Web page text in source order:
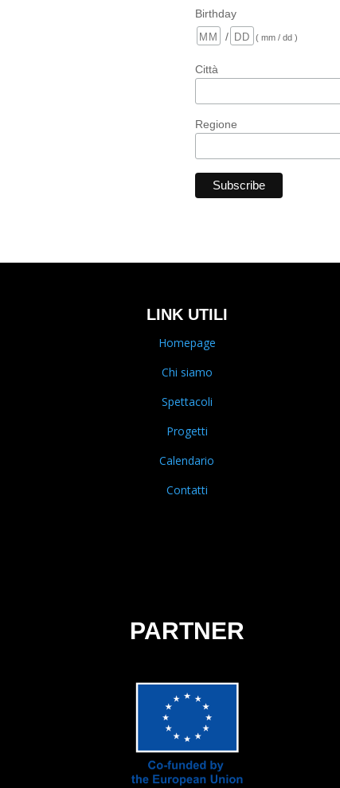
Birthday
/
( mm / dd )
Città
Regione
LINK UTILI
Homepage
Chi siamo
Spettacoli
Progetti
Calendario
Contatti
PARTNER